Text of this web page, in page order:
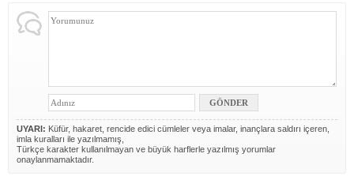
UYARI: Küfür, hakaret, rencide edici cümleler veya imalar, inançlara saldırı içeren,
imla kuralları ile yazılmamış,
Türkçe karakter kullanılmayan ve büyük harflerle yazılmış yorumlar
onaylanmamaktadır.